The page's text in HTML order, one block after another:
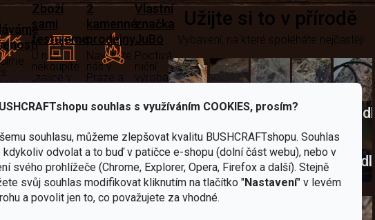
souhlas s využíváním COOKIES, prosím?
souhlasu, můžeme zlepšovat kvalitu BUSHCRAFTshopu. Souhlas
kdykoliv odvolat a to buď v patičce e-shopu (dolní část webu), nebo v
svého prohlížeče (Chrome, Explorer, Opera, Firefox a další). Stejně
svůj souhlas modifikovat kliknutím na tlačítko "Nastavení" v levém
a povolit jen to, co považujete za vhodné.
Zboží
sami
testujeme
U nás
nekoupíte
„zajíce v
2
kamenné
prodejny
Navštivte
nás v
Praze a
Vlastní
značka
JuBö
Poctivá
ruční
výroba
Užijte si to v přírodě
Vybavení, na které spoléháte nejčastěji
NožeSekery
Vařiče
a
kartušeNádobí
Křesadla
škrtadla